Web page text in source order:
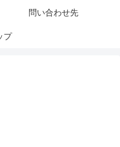
問い合わせ先
プ